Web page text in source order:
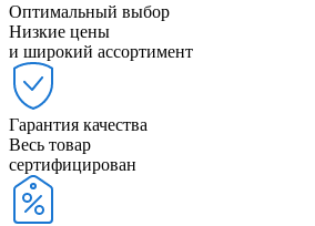
Оптимальный выбор
Низкие цены
и широкий ассортимент
Гарантия качества
Весь товар
сертифицирован